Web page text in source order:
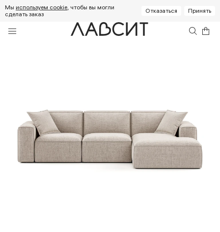
Мы используем cookie, чтобы вы могли
сделать заказ
Отказаться Принять